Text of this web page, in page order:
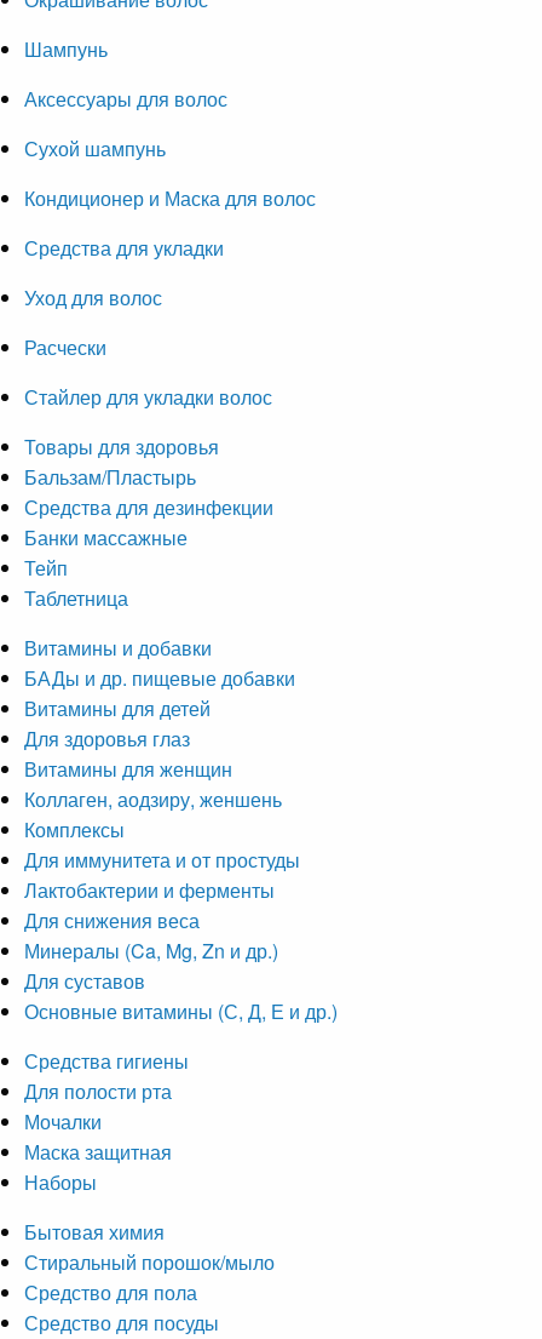
Шампунь
Аксессуары для волос
Сухой шампунь
Кондиционер и Маска для волос
Средства для укладки
Уход для волос
Расчески
Стайлер для укладки волос
Товары для здоровья
Бальзам/Пластырь
Средства для дезинфекции
Банки массажные
Тейп
Таблетница
Витамины и добавки
БАДы и др. пищевые добавки
Витамины для детей
Для здоровья глаз
Витамины для женщин
Коллаген, аодзиру, женшень
Комплексы
Для иммунитета и от простуды
Лактобактерии и ферменты
Для снижения веса
Минералы (Ca, Mg, Zn и др.)
Для суставов
Основные витамины (С, Д, Е и др.)
Средства гигиены
Для полости рта
Мочалки
Маска защитная
Наборы
Бытовая химия
Стиральный порошок/мыло
Средство для пола
Средство для посуды